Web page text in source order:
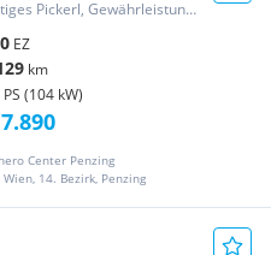
Hybrid Elektro/Benzin, Automatik, gültiges Pickerl, Gewährleistung, Garantie
EZ
km
PS (104 kW)
Center Penzing
Wien, 14. Bezirk, Penzing